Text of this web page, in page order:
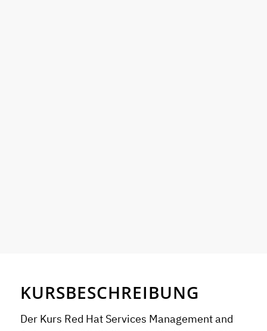
KURSBESCHREIBUNG
Der Kurs Red Hat Services Management and